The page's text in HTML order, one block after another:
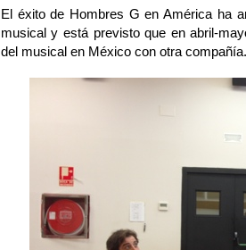
El éxito de Hombres G en América ha
musical y está previsto que en abril-
del musical en México con otra compañía.